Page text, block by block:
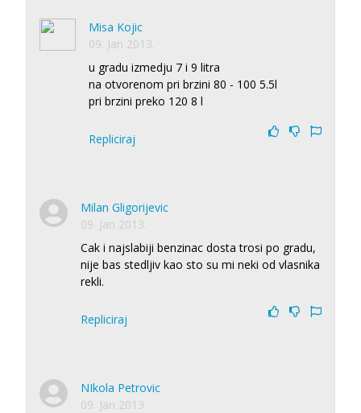
Misa Kojic
09. Jan 2013.
u gradu izmedju 7 i 9 litra
na otvorenom pri brzini 80 - 100 5.5l
pri brzini preko 120 8 l
Repliciraj
Milan Gligorijevic
09. Jan 2013.
Cak i najslabiji benzinac dosta trosi po gradu,
nije bas stedljiv kao sto su mi neki od vlasnika
rekli.
Repliciraj
NIkola Petrovic
09. Jan 2013.